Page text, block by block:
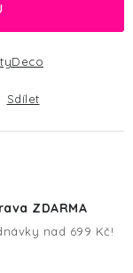
Sdílet
ZDARMA
nad 699 Kč!